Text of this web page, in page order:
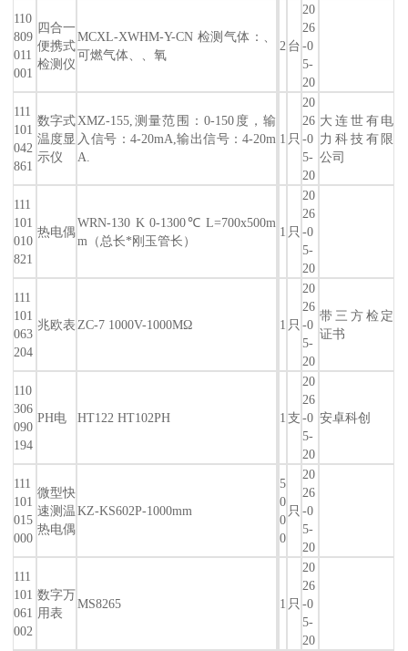
110
809
011
001
四合一
便携式
检测仪
MCXL-XWHM-Y-CN 检测气体：、
可燃气体、、氧
2 台
20
26
-0
5-
20
111
101
042
861
数字式
温度显
示仪
XMZ-155,测量范围：0-150度，输
入信号：4-20mA,输出信号：4-20m
A.
1 只
20
26
-0
5-
20
大连世有电
力科技有限
公司
111
101
010
821
热电偶
WRN-130 K 0-1300℃ L=700x500m
m（总长*刚玉管长）
1 只
20
26
-0
5-
20
111
101
063
204
兆欧表 ZC-7 1000V-1000MΩ 1 只
20
26
-0
5-
20
带三方检定
证书
110
306
090
194
PH电 HT122 HT102PH 1 支
20
26
-0
5-
20
安卓科创
111
101
015
000
微型快
速测温
热电偶
KZ-KS602P-1000mm
5
0
0
0
只
20
26
-0
5-
20
111
101
061
002
数字万
用表
MS8265 1 只
20
26
-0
5-
20